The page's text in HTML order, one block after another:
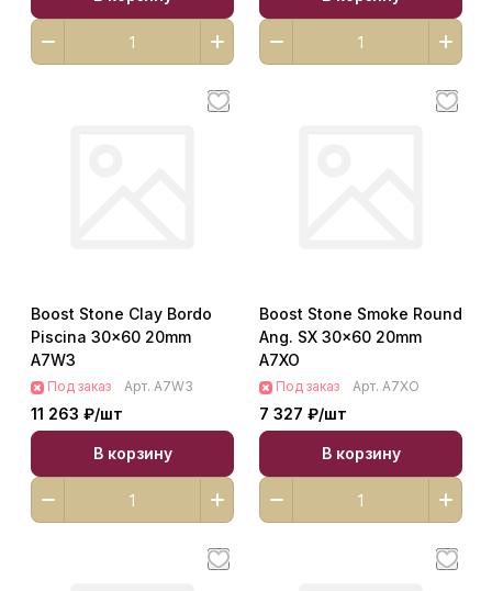
Boost Stone Clay Bordo
Piscina 30x60 20mm
A7W3
Под заказ Арт. A7W3
11 263 ₽/шт
В корзину
Boost Stone Smoke Round
Ang. SX 30x60 20mm
A7XO
Под заказ Арт. A7XO
7 327 ₽/шт
В корзину